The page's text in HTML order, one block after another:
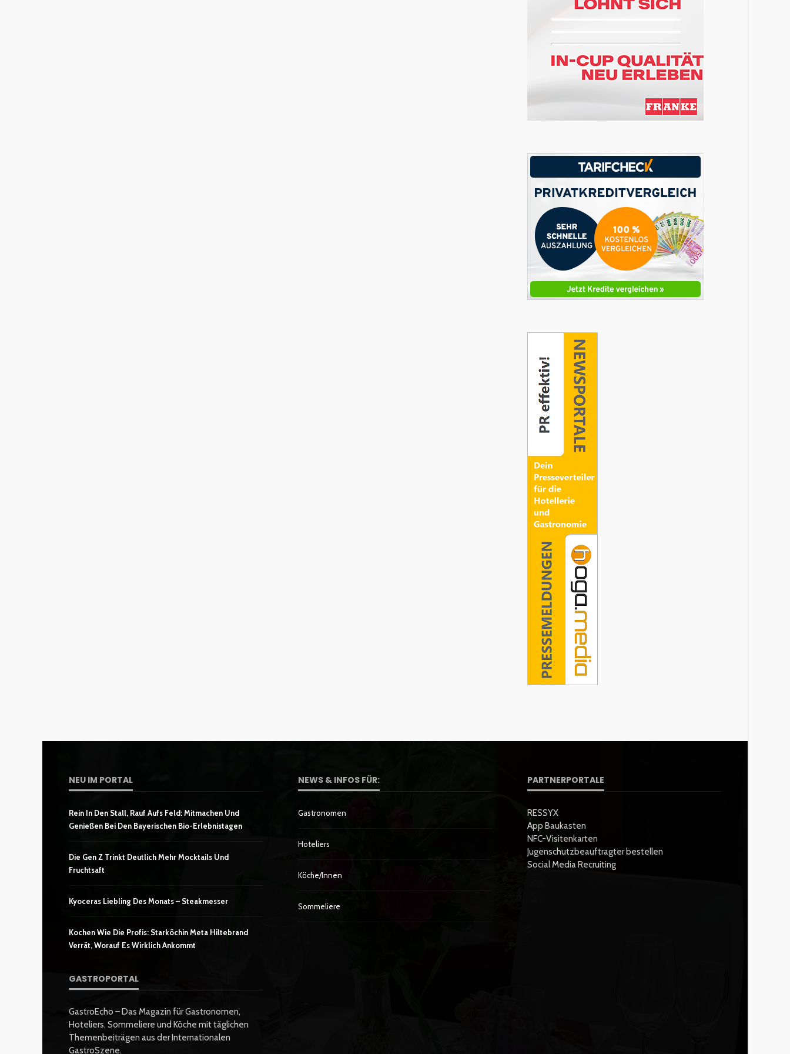
NEU IM PORTAL
Rein In Den Stall, Rauf Aufs Feld: Mitmachen Und
Genießen Bei Den Bayerischen Bio-Erlebnistagen
Die Gen Z Trinkt Deutlich Mehr Mocktails Und
Fruchtsaft
Kyoceras Liebling Des Monats – Steakmesser
Kochen Wie Die Profis: Starköchin Meta Hiltebrand
Verrät, Worauf Es Wirklich Ankommt
GASTROPORTAL
GastroEcho – Das Magazin für Gastronomen,
Hoteliers, Sommeliere und Köche mit täglichen
Themenbeiträgen aus der Internationalen
GastroSzene.
NEWS & INFOS FÜR:
Gastronomen
Hoteliers
Köche/innen
Sommeliere
PARTNERPORTALE
RESSYX
App Baukasten
NFC-Visitenkarten
Jugenschutzbeauftragter bestellen
Social Media Recruiting